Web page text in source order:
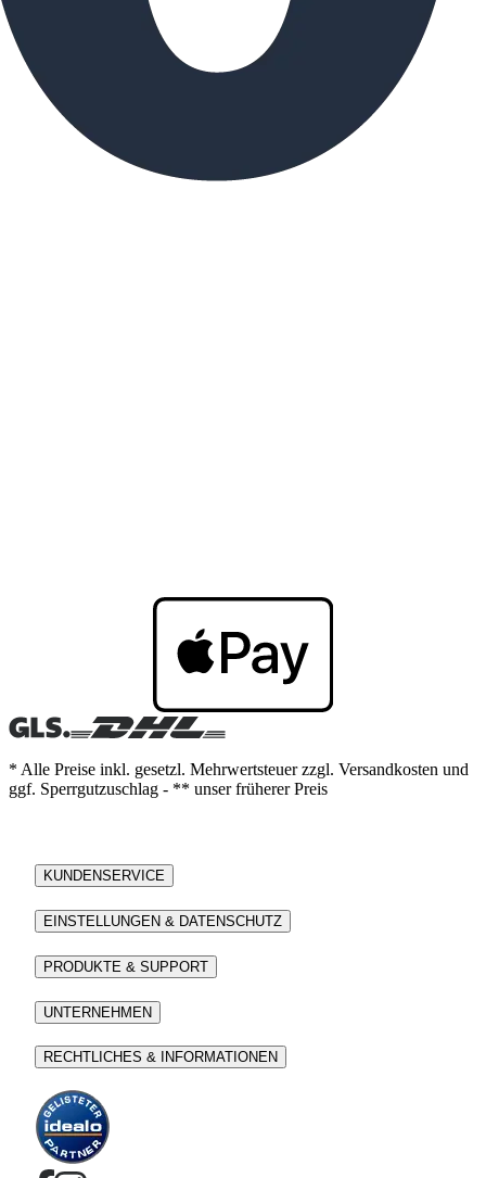
* Alle Preise inkl. gesetzl. Mehrwertsteuer zzgl. Versandkosten und
ggf. Sperrgutzuschlag - ** unser früherer Preis
KUNDENSERVICE
EINSTELLUNGEN & DATENSCHUTZ
PRODUKTE & SUPPORT
UNTERNEHMEN
RECHTLICHES & INFORMATIONEN